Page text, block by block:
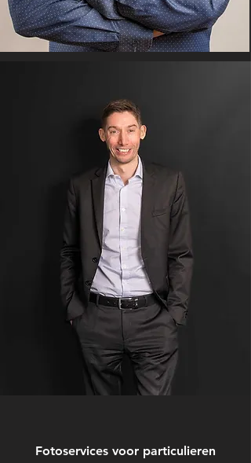
Fotoservices voor particulieren